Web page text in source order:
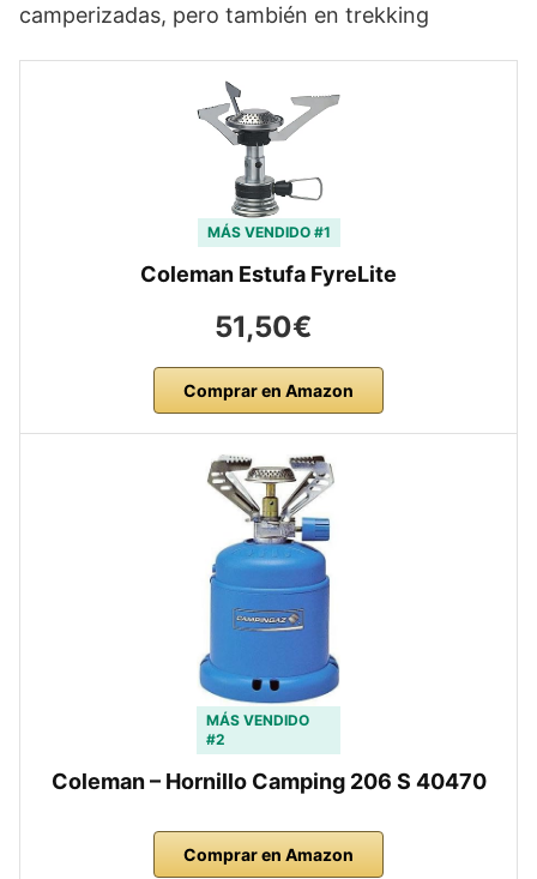
camperizadas, pero también en trekking
MÁS VENDIDO #1
Coleman Estufa FyreLite
51,50€
Comprar en Amazon
MÁS VENDIDO
#2
Coleman – Hornillo Camping 206 S 40470
Comprar en Amazon